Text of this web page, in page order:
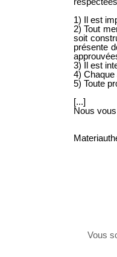
1) Il est
2) Tout
soit
présente
3) Il est
4)
5) Toute
[...]
Nous
Vous